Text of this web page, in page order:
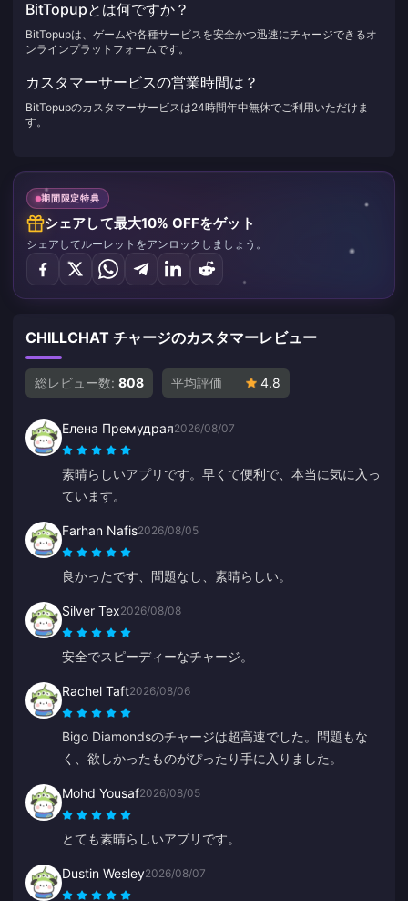
BitTopupとは何ですか？
BitTopupは、ゲームや各種サービスを安全かつ迅速にチャージできるオ
ンラインプラットフォームです。
カスタマーサービスの営業時間は？
BitTopupのカスタマーサービスは24時間年中無休でご利用いただけま
す。
期間限定特典
シェアして最大10% OFFをゲット
シェアしてルーレットをアンロックしましょう。
CHILLCHAT チャージのカスタマーレビュー
総レビュー数: 808 平均評価 4.8
Елена Премудрая2026/08/07
素晴らしいアプリです。早くて便利で、本当に気に入っ
ています。
Farhan Nafis2026/08/05
良かったです、問題なし、素晴らしい。
Silver Tex2026/08/08
安全でスピーディーなチャージ。
Rachel Taft2026/08/06
Bigo Diamondsのチャージは超高速でした。問題もな
く、欲しかったものがぴったり手に入りました。
Mohd Yousaf2026/08/05
とても素晴らしいアプリです。
Dustin Wesley2026/08/07